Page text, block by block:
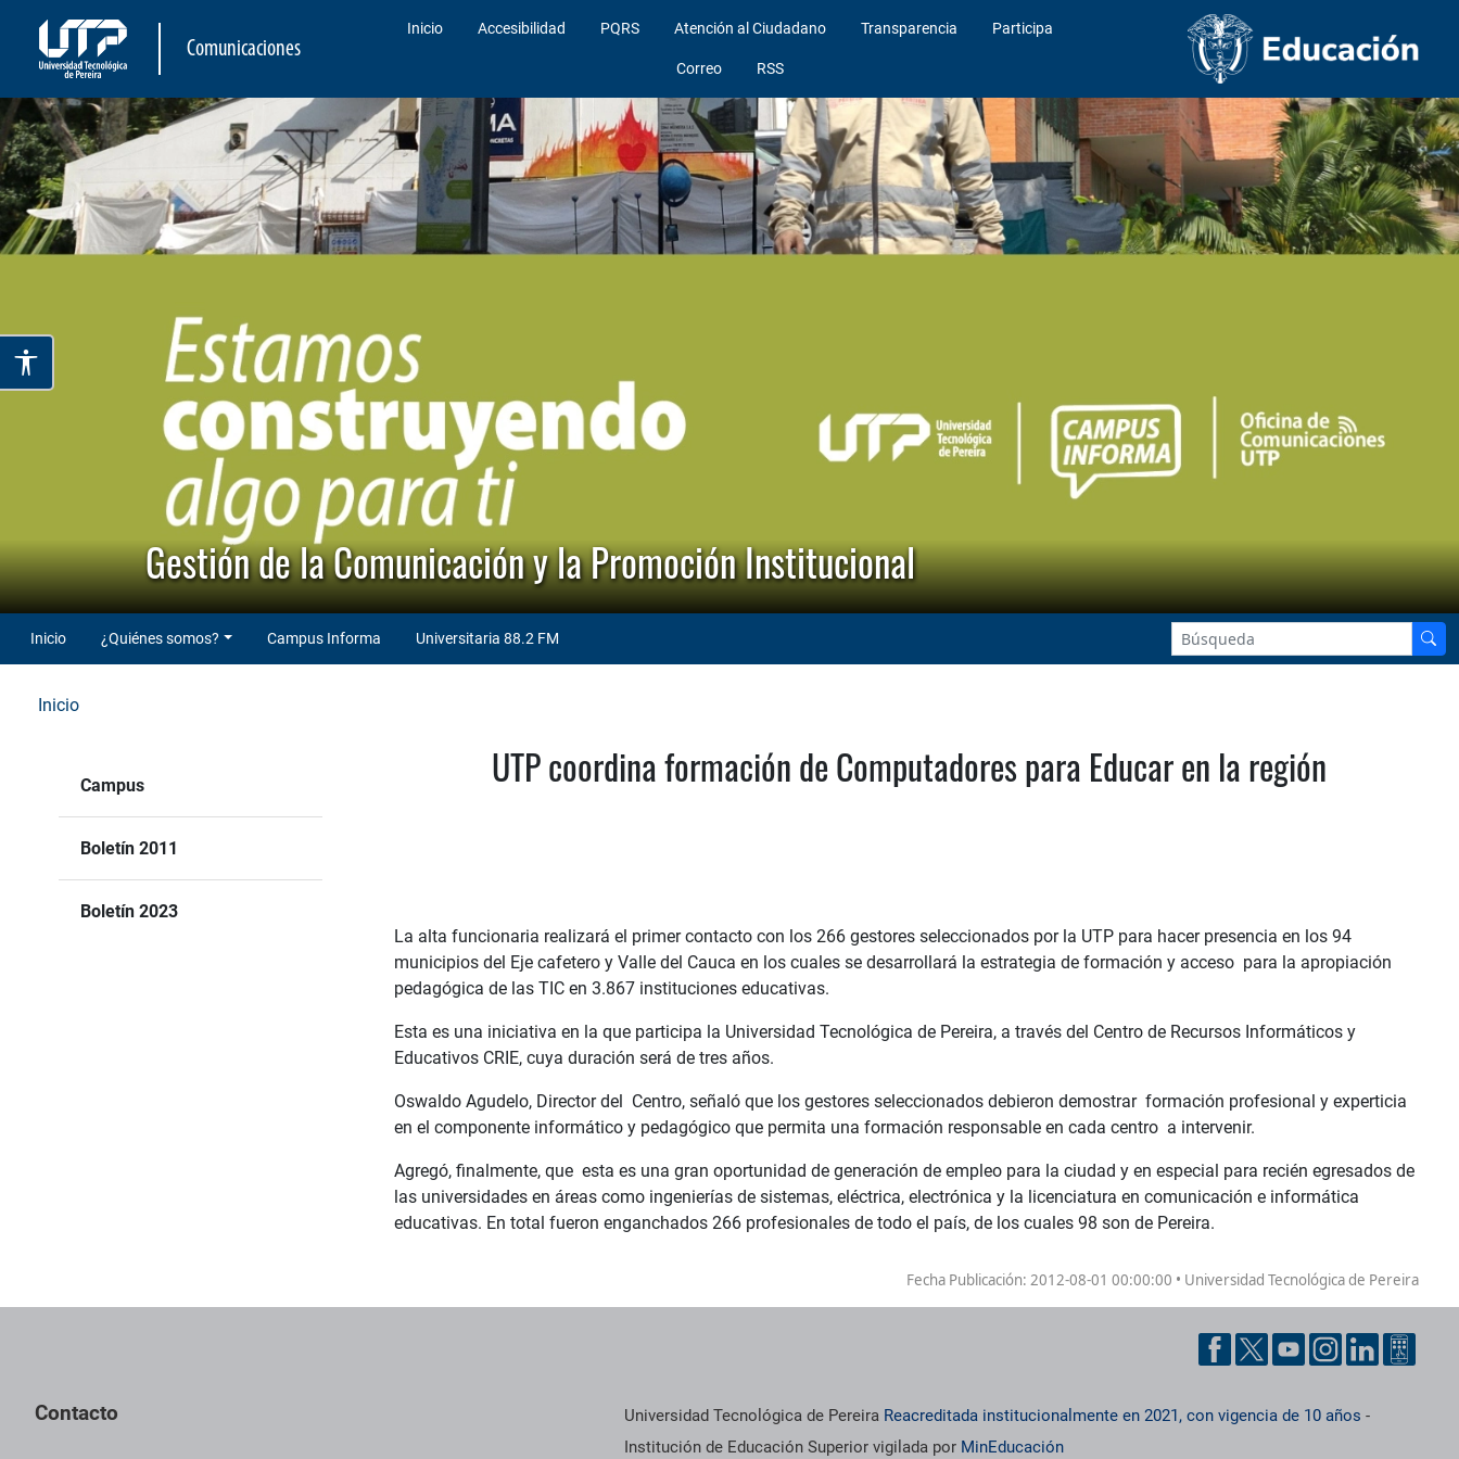
Comunicaciones
Inicio Accesibilidad PQRS Atención al Ciudadano Transparencia Participa
Correo RSS
Gestión de la Comunicación y la Promoción Institucional
Inicio ¿Quiénes somos? Campus Informa Universitaria 88.2 FM
Inicio
Campus
Boletín 2011
Boletín 2023
UTP coordina formación de Computadores para Educar en la región
La alta funcionaria realizará el primer contacto con los 266 gestores seleccionados por la UTP para hacer presencia en los 94
municipios del Eje cafetero y Valle del Cauca en los cuales se desarrollará la estrategia de formación y acceso para la apropiación
pedagógica de las TIC en 3.867 instituciones educativas.
Esta es una iniciativa en la que participa la Universidad Tecnológica de Pereira, a través del Centro de Recursos Informáticos y
Educativos CRIE, cuya duración será de tres años.
Oswaldo Agudelo, Director del Centro, señaló que los gestores seleccionados debieron demostrar formación profesional y experticia
en el componente informático y pedagógico que permita una formación responsable en cada centro a intervenir.
Agregó, finalmente, que esta es una gran oportunidad de generación de empleo para la ciudad y en especial para recién egresados de
las universidades en áreas como ingenierías de sistemas, eléctrica, electrónica y la licenciatura en comunicación e informática
educativas. En total fueron enganchados 266 profesionales de todo el país, de los cuales 98 son de Pereira.
Fecha Publicación: 2012-08-01 00:00:00 • Universidad Tecnológica de Pereira
Contacto Universidad Tecnológica de Pereira Reacreditada institucionalmente en 2021, con vigencia de 10 años -
Institución de Educación Superior vigilada por MinEducación